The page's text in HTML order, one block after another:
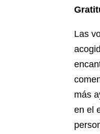
Las
más
en el